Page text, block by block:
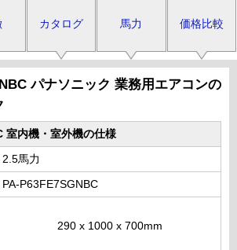
カタログ 馬力 価格比較
パナソニック 業務用エアコンの
室内機・室外機の仕様
2.5馬力
PA-P63FE7SGNBC
290 x 1000 x 700mm